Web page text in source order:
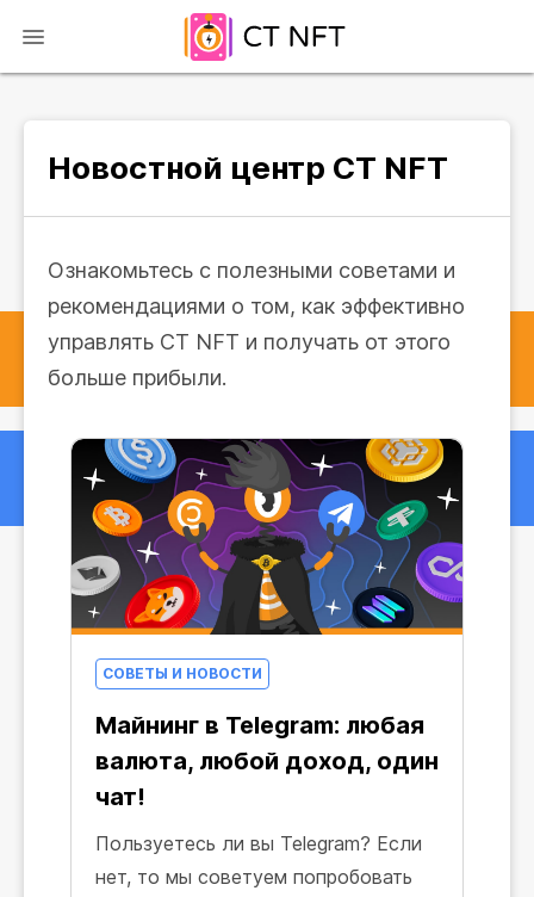
Новостной центр CT NFT
Ознакомьтесь с полезными советами и
рекомендациями о том, как эффективно
управлять CT NFT и получать от этого
больше прибыли.
СОВЕТЫ И НОВОСТИ
Майнинг в Telegram: любая
валюта, любой доход, один
чат!
Пользуетесь ли вы Telegram? Если
нет, то мы советуем попробовать